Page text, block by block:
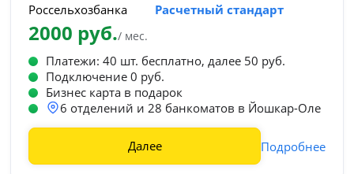
Расчетный стандарт
2000 руб./ мес.
Платежи: 40 шт. бесплатно, далее 50 руб.
Подключение 0 руб.
Бизнес карта в подарок
6 отделений и 28 банкоматов в Йошкар-Оле
Далее Подробнее